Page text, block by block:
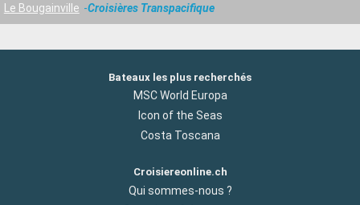
Le Bougainville
Croisières Transpacifique
Bateaux les plus recherchés
MSC World Europa
Icon of the Seas
Costa Toscana
Croisiereonline.ch
Qui sommes-nous ?